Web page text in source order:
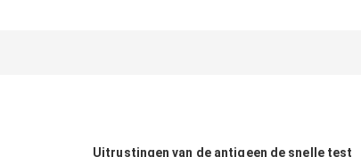
Uitrustingen van de antigeen de snelle test